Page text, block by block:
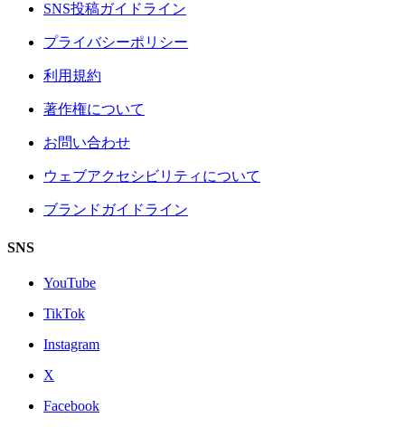
SNS投稿ガイドライン
プライバシーポリシー
利用規約
著作権について
お問い合わせ
ウェブアクセシビリティについて
ブランドガイドライン
SNS
YouTube
TikTok
Instagram
X
Facebook